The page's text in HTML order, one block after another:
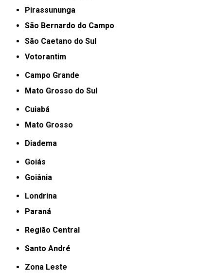
Pirassununga
São Bernardo do Campo
São Caetano do Sul
Votorantim
Campo Grande
Mato Grosso do Sul
Cuiabá
Mato Grosso
Diadema
Goiás
Goiânia
Londrina
Paraná
Região Central
Santo André
Zona Leste